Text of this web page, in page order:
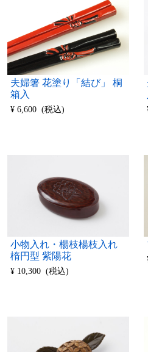
夫婦箸 花塗り「結び」 桐
箱入
¥ 6,600 (税込)
小物入れ・楊枝楊枝入れ
楕円型 紫陽花
¥ 10,300 (税込)